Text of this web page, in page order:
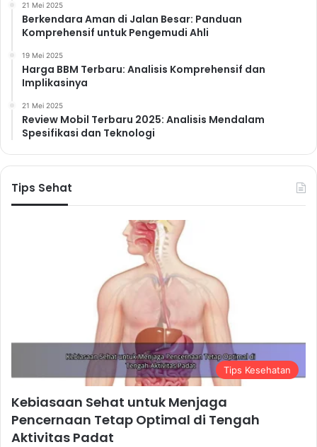
21 Mei 2025
Berkendara Aman di Jalan Besar: Panduan
Komprehensif untuk Pengemudi Ahli
19 Mei 2025
Harga BBM Terbaru: Analisis Komprehensif dan
Implikasinya
21 Mei 2025
Review Mobil Terbaru 2025: Analisis Mendalam
Spesifikasi dan Teknologi
Tips Sehat
Tips Kesehatan
Kebiasaan Sehat untuk Menjaga
Pencernaan Tetap Optimal di Tengah
Aktivitas Padat